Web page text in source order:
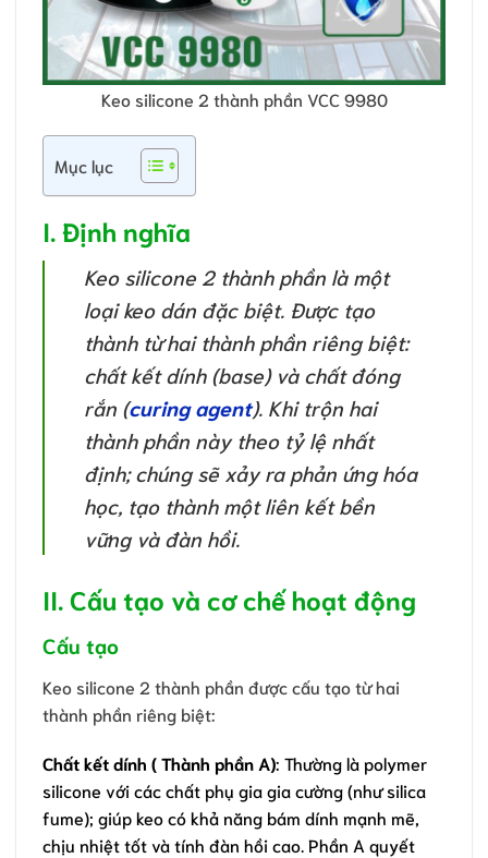
Keo silicone 2 thành phần VCC 9980
Mục lục
I. Định nghĩa
Keo silicone 2 thành phần là một
loại keo dán đặc biệt. Được tạo
thành từ hai thành phần riêng biệt:
chất kết dính (base) và chất đóng
rắn (curing agent). Khi trộn hai
thành phần này theo tỷ lệ nhất
định; chúng sẽ xảy ra phản ứng hóa
học, tạo thành một liên kết bền
vững và đàn hồi.
II. Cấu tạo và cơ chế hoạt động
Cấu tạo
Keo silicone 2 thành phần được cấu tạo từ hai
thành phần riêng biệt:
Chất kết dính ( Thành phần A): Thường là polymer
silicone với các chất phụ gia gia cường (như silica
fume); giúp keo có khả năng bám dính mạnh mẽ,
chịu nhiệt tốt và tính đàn hồi cao. Phần A quyết